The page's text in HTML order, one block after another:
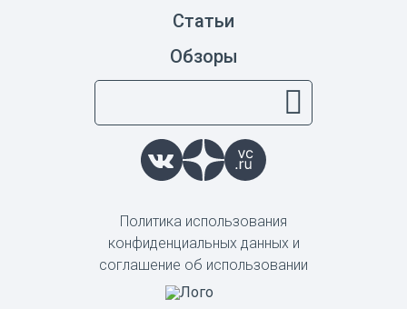
Статьи
Обзоры
Политика использования
конфиденциальных данных и
соглашение об использовании